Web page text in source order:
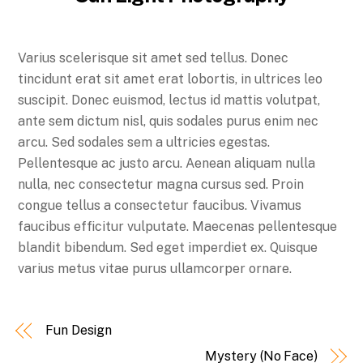
Varius scelerisque sit amet sed tellus. Donec
tincidunt erat sit amet erat lobortis, in ultrices leo
suscipit. Donec euismod, lectus id mattis volutpat,
ante sem dictum nisl, quis sodales purus enim nec
arcu. Sed sodales sem a ultricies egestas.
Pellentesque ac justo arcu. Aenean aliquam nulla
nulla, nec consectetur magna cursus sed. Proin
congue tellus a consectetur faucibus. Vivamus
faucibus efficitur vulputate. Maecenas pellentesque
blandit bibendum. Sed eget imperdiet ex. Quisque
varius metus vitae purus ullamcorper ornare.
Fun Design
Mystery (No Face)